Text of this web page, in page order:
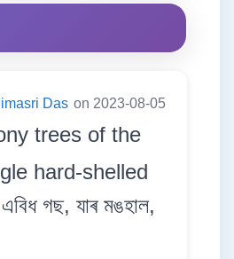
Das on 2023-08-05
trees of the
hard-shelled
গছ, যাৰ মঙহাল,